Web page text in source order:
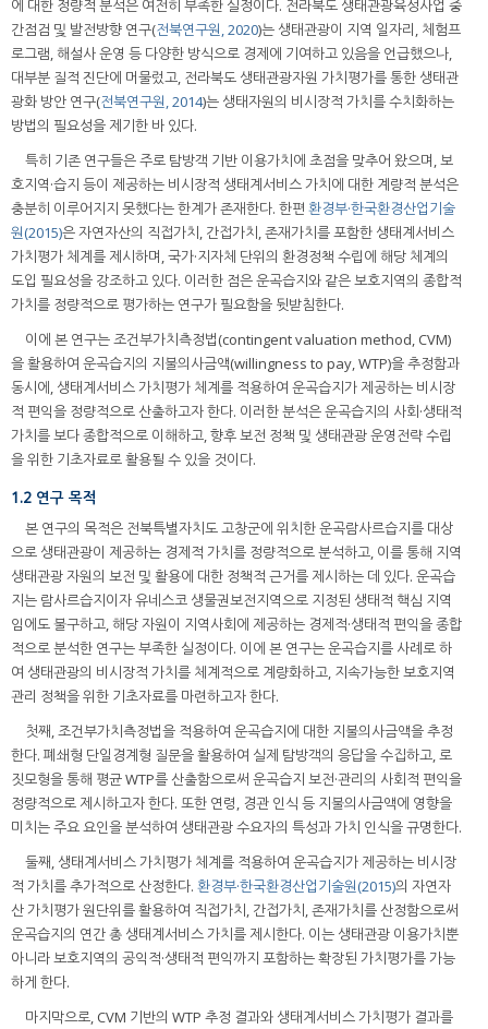
에 대한 정량적 분석은 여전히 부족한 실정이다. 전라북도 생태관광육성사업 중
간점검 및 발전방향 연구(전북연구원, 2020)는 생태관광이 지역 일자리, 체험프
로그램, 해설사 운영 등 다양한 방식으로 경제에 기여하고 있음을 언급했으나,
대부분 질적 진단에 머물렀고, 전라북도 생태관광자원 가치평가를 통한 생태관
광화 방안 연구(전북연구원, 2014)는 생태자원의 비시장적 가치를 수치화하는
방법의 필요성을 제기한 바 있다.
특히 기존 연구들은 주로 탐방객 기반 이용가치에 초점을 맞추어 왔으며, 보
호지역·습지 등이 제공하는 비시장적 생태계서비스 가치에 대한 계량적 분석은
충분히 이루어지지 못했다는 한계가 존재한다. 한편 환경부·한국환경산업기술
원(2015)은 자연자산의 직접가치, 간접가치, 존재가치를 포함한 생태계서비스
가치평가 체계를 제시하며, 국가·지자체 단위의 환경정책 수립에 해당 체계의
도입 필요성을 강조하고 있다. 이러한 점은 운곡습지와 같은 보호지역의 종합적
가치를 정량적으로 평가하는 연구가 필요함을 뒷받침한다.
이에 본 연구는 조건부가치측정법(contingent valuation method, CVM)
을 활용하여 운곡습지의 지불의사금액(willingness to pay, WTP)을 추정함과
동시에, 생태계서비스 가치평가 체계를 적용하여 운곡습지가 제공하는 비시장
적 편익을 정량적으로 산출하고자 한다. 이러한 분석은 운곡습지의 사회·생태적
가치를 보다 종합적으로 이해하고, 향후 보전 정책 및 생태관광 운영전략 수립
을 위한 기초자료로 활용될 수 있을 것이다.
1.2 연구 목적
본 연구의 목적은 전북특별자치도 고창군에 위치한 운곡람사르습지를 대상
으로 생태관광이 제공하는 경제적 가치를 정량적으로 분석하고, 이를 통해 지역
생태관광 자원의 보전 및 활용에 대한 정책적 근거를 제시하는 데 있다. 운곡습
지는 람사르습지이자 유네스코 생물권보전지역으로 지정된 생태적 핵심 지역
임에도 불구하고, 해당 자원이 지역사회에 제공하는 경제적·생태적 편익을 종합
적으로 분석한 연구는 부족한 실정이다. 이에 본 연구는 운곡습지를 사례로 하
여 생태관광의 비시장적 가치를 체계적으로 계량화하고, 지속가능한 보호지역
관리 정책을 위한 기초자료를 마련하고자 한다.
첫째, 조건부가치측정법을 적용하여 운곡습지에 대한 지불의사금액을 추정
한다. 폐쇄형 단일경계형 질문을 활용하여 실제 탐방객의 응답을 수집하고, 로
짓모형을 통해 평균 WTP를 산출함으로써 운곡습지 보전·관리의 사회적 편익을
정량적으로 제시하고자 한다. 또한 연령, 경관 인식 등 지불의사금액에 영향을
미치는 주요 요인을 분석하여 생태관광 수요자의 특성과 가치 인식을 규명한다.
둘째, 생태계서비스 가치평가 체계를 적용하여 운곡습지가 제공하는 비시장
적 가치를 추가적으로 산정한다. 환경부·한국환경산업기술원(2015)의 자연자
산 가치평가 원단위를 활용하여 직접가치, 간접가치, 존재가치를 산정함으로써
운곡습지의 연간 총 생태계서비스 가치를 제시한다. 이는 생태관광 이용가치뿐
아니라 보호지역의 공익적·생태적 편익까지 포함하는 확장된 가치평가를 가능
하게 한다.
마지막으로, CVM 기반의 WTP 추정 결과와 생태계서비스 가치평가 결과를